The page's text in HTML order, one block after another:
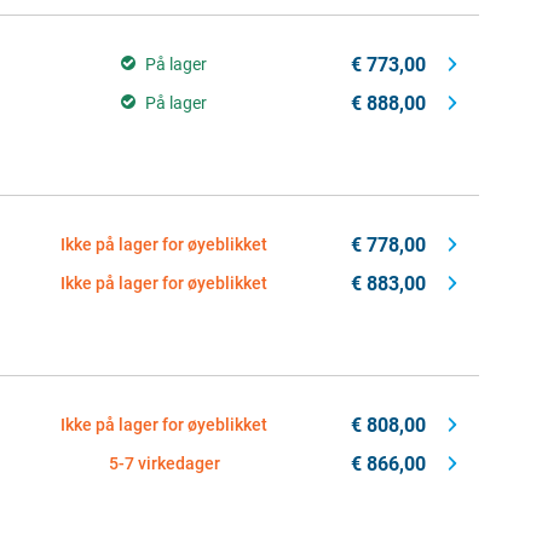
På lager € 773,00
På lager € 888,00
Ikke på lager for øyeblikket € 778,00
Ikke på lager for øyeblikket € 883,00
Ikke på lager for øyeblikket € 808,00
5-7 virkedager € 866,00